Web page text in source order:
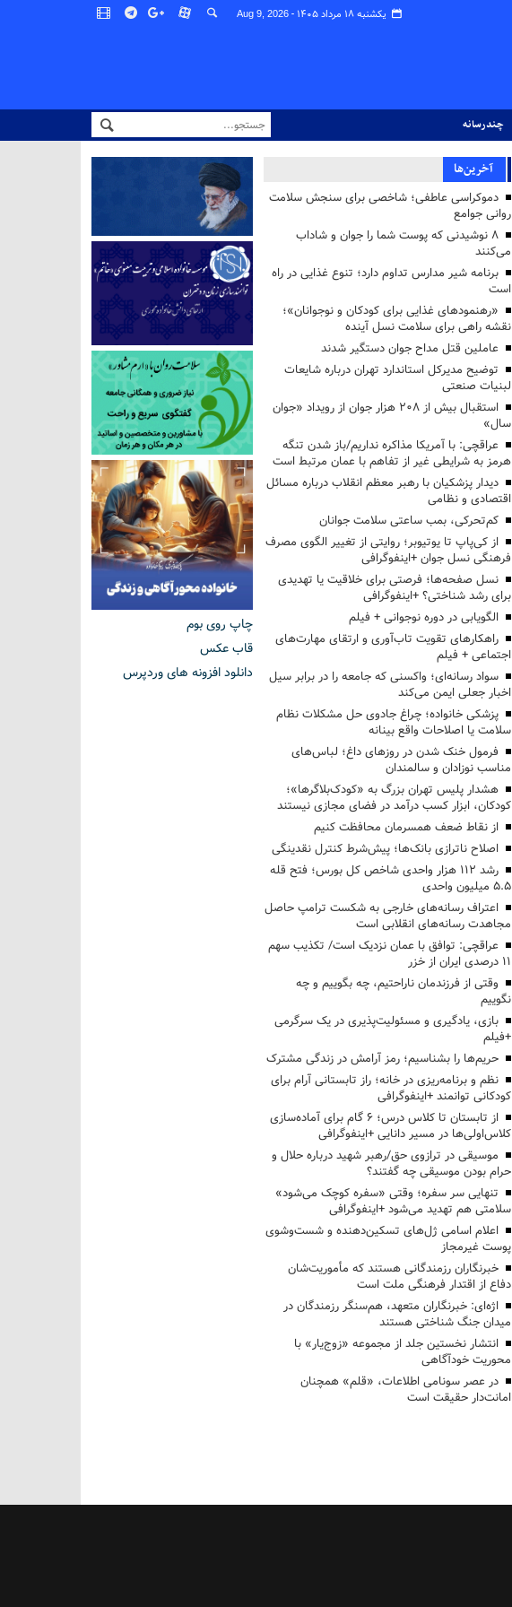
یکشنبه ۱۸ مرداد ۱۴۰۵ - Aug 9, 2026
چندرسانه
آخرین‌ها
دموکراسی عاطفی؛ شاخصی برای سنجش سلامت
روانی جوامع
۸ نوشیدنی که پوست شما را جوان و شاداب
می‌کنند
برنامه شیر مدارس تداوم دارد؛ تنوع غذایی در راه
است
«رهنمودهای غذایی برای کودکان و نوجوانان»؛
نقشه راهی برای سلامت نسل آینده
عاملین قتل مداح جوان دستگیر شدند
توضیح مدیرکل استاندارد تهران درباره شایعات
لبنیات صنعتی
استقبال بیش از ۲۰۸ هزار جوان از رویداد «جوان
سال»
عراقچی: با آمریکا مذاکره نداریم/باز شدن تنگه
هرمز به شرایطی غیر از تفاهم با عمان مرتبط است
دیدار پزشکیان با رهبر معظم انقلاب درباره مسائل
اقتصادی و نظامی
کم‌تحرکی، بمب ساعتی سلامت جوانان
از کی‌پاپ تا یوتیوبر؛ روایتی از تغییر الگوی مصرف
فرهنگی نسل جوان +اینفوگرافی
نسل صفحه‌ها؛ فرصتی برای خلاقیت یا تهدیدی
برای رشد شناختی؟ +اینفوگرافی
الگویابی در دوره نوجوانی + فیلم
راهکارهای تقویت تاب‌آوری و ارتقای مهارت‌های
اجتماعی + فیلم
سواد رسانه‌ای؛ واکسنی که جامعه را در برابر سیل
اخبار جعلی ایمن می‌کند
پزشکی خانواده؛ چراغ جادوی حل مشکلات نظام
سلامت یا اصلاحات واقع بینانه
فرمول خنک شدن در روزهای داغ؛ لباس‌های
مناسب نوزادان و سالمندان
هشدار پلیس تهران بزرگ به «کودک‌بلاگرها»؛
کودکان، ابزار کسب درآمد در فضای مجازی نیستند
از نقاط ضعف همسرمان محافظت کنیم
اصلاح ناترازی بانک‌ها؛ پیش‌شرط کنترل نقدینگی
رشد ۱۱۲ هزار واحدی شاخص کل بورس؛ فتح قله
۵.۵ میلیون واحدی
اعتراف رسانه‌های خارجی به شکست ترامپ حاصل
مجاهدت رسانه‌های انقلابی است
عراقچی: توافق با عمان نزدیک است/ تکذیب سهم
۱۱ درصدی ایران از خزر
وقتی از فرزندمان ناراحتیم، چه بگوییم و چه
نگوییم
بازی، یادگیری و مسئولیت‌پذیری در یک سرگرمی
+فیلم
حریم‌ها را بشناسیم؛ رمز آرامش در زندگی مشترک
نظم و برنامه‌ریزی در خانه؛ راز تابستانی آرام برای
کودکانی توانمند +اینفوگرافی
از تابستان تا کلاس درس؛ ۶ گام برای آماده‌سازی
کلاس‌اولی‌ها در مسیر دانایی +اینفوگرافی
موسیقی در ترازوی حق/رهبر شهید درباره حلال و
حرام بودن موسیقی چه گفتند؟
تنهایی سر سفره؛ وقتی «سفره کوچک می‌شود»
سلامتی هم تهدید می‌شود +اینفوگرافی
اعلام اسامی ژل‌های تسکین‌دهنده و شست‌وشوی
پوست غیرمجاز
خبرنگاران رزمندگانی هستند که مأموریت‌شان
دفاع از اقتدار فرهنگی ملت است
اژه‌ای: خبرنگاران متعهد، هم‌سنگر رزمندگان در
میدان جنگ شناختی هستند
انتشار نخستین جلد از مجموعه «زوج‌یار» با
محوریت خودآگاهی
در عصر سونامی اطلاعات، «قلم» همچنان
امانت‌دار حقیقت است
چاپ روی بوم
قاب عکس
دانلود افزونه های وردپرس